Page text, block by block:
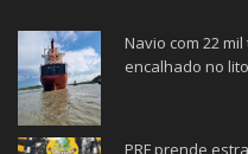
Navio com 22
encalhado no
PRF prende